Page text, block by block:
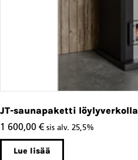
JT-saunapaketti löylyverkolla
1 600,00 € sis alv. 25,5%
Lue lisää